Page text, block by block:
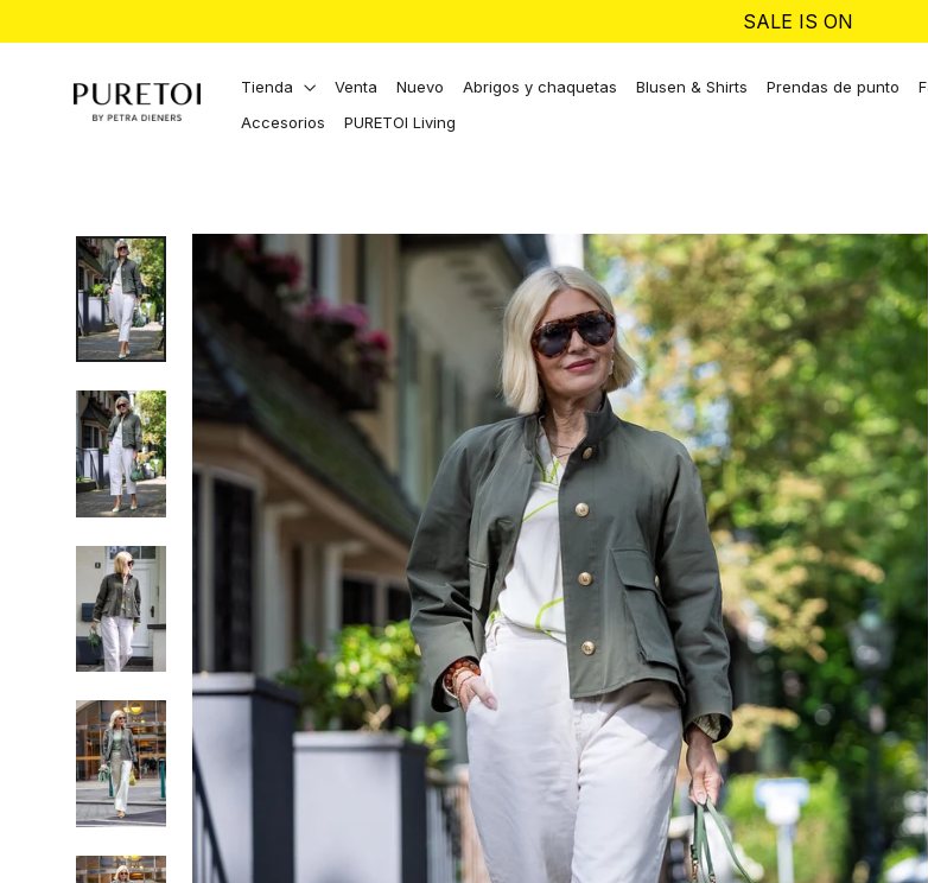
SALE IS ON
Tienda Venta Nuevo Abrigos y chaquetas Blusen & Shirts Prendas de punto
Accesorios
PURETOI Living